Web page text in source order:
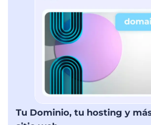
Tu Dominio, tu hosting y